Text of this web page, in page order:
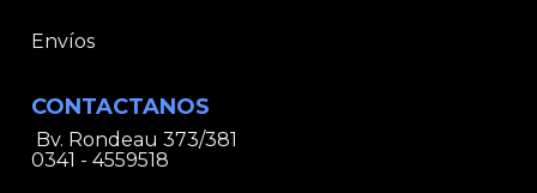
Envíos
CONTACTANOS
Bv. Rondeau 373/381
0341 - 4559518